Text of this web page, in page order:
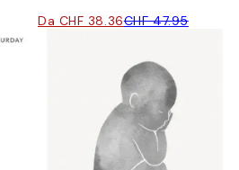
Da CHF 38.36CHF 47.95